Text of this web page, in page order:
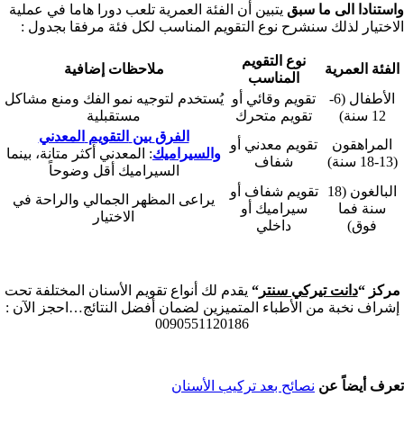
واستنادا الى ما سبق يتبين أن الفئة العمرية تلعب دورا هاما في عملية
الاختيار لذلك سنشرح نوع التقويم المناسب لكل فئة مرفقا بجدول :
الفئة العمرية
نوع التقويم
المناسب
ملاحظات إضافية
الأطفال (6-
12 سنة)
تقويم وقائي أو
تقويم متحرك
يُستخدم لتوجيه نمو الفك ومنع مشاكل
مستقبلية
المراهقون
(13-18 سنة)
تقويم معدني أو
شفاف
الفرق بين التقويم المعدني
والسيراميك: المعدني أكثر متانة، بينما
السيراميك أقل وضوحاً
البالغون (18
سنة فما
فوق)
تقويم شفاف أو
سيراميك أو
داخلي
يراعى المظهر الجمالي والراحة في
الاختيار
مركز “دانت تيركي سنتر“ يقدم لك أنواع تقويم الأسنان المختلفة تحت
إشراف نخبة من الأطباء المتميزين لضمان أفضل النتائج…احجز الآن :
0090551120186
تعرف أيضاً عن نصائح بعد تركيب الأسنان